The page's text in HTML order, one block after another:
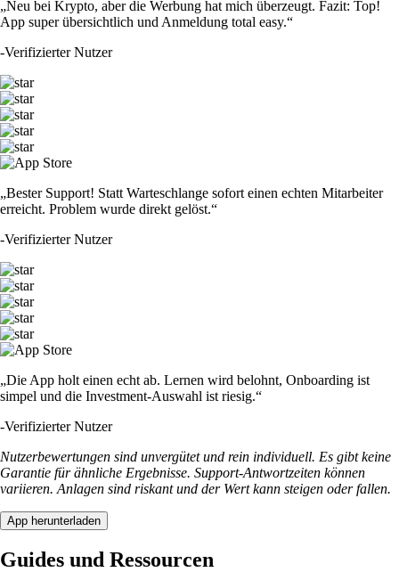
„Neu bei Krypto, aber die Werbung hat mich überzeugt. Fazit: Top!
App super übersichtlich und Anmeldung total easy.“
-Verifizierter Nutzer
„Bester Support! Statt Warteschlange sofort einen echten Mitarbeiter
erreicht. Problem wurde direkt gelöst.“
-Verifizierter Nutzer
„Die App holt einen echt ab. Lernen wird belohnt, Onboarding ist
simpel und die Investment-Auswahl ist riesig.“
-Verifizierter Nutzer
Nutzerbewertungen sind unvergütet und rein individuell. Es gibt keine
Garantie für ähnliche Ergebnisse. Support-Antwortzeiten können
variieren. Anlagen sind riskant und der Wert kann steigen oder fallen.
App herunterladen
Guides und Ressourcen